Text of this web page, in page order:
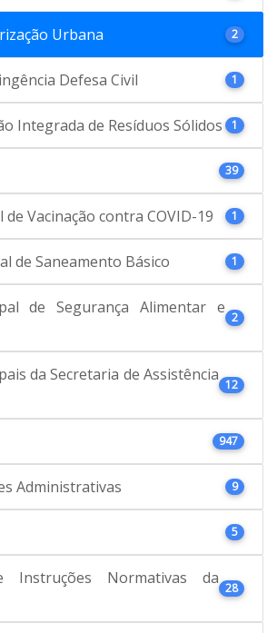
Urbana 2
Defesa Civil 1
Integrada de Resíduos Sólidos 1
39
de Vacinação contra COVID-19 1
de Saneamento Básico 1
de Segurança Alimentar e
2
da Secretaria de Assistência
12
947
Administrativas 9
5
Instruções Normativas da
28